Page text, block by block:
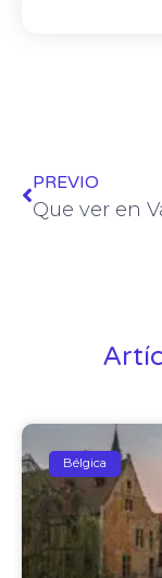
PREVIO
Que ver en
Bélgica